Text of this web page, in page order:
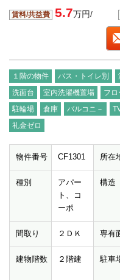
賃料/共益費 5.7万円/
１階の物件 バス・トイレ別
洗面台
室内洗濯機置場 フ
駐輪場
倉庫 バルコニ－
礼金ゼロ
物件番号 CF1301 所在
種別
アパー
ト、コ
ーポ
構造
間取り ２ＤＫ 専有
建物階数 ２階建 駐車